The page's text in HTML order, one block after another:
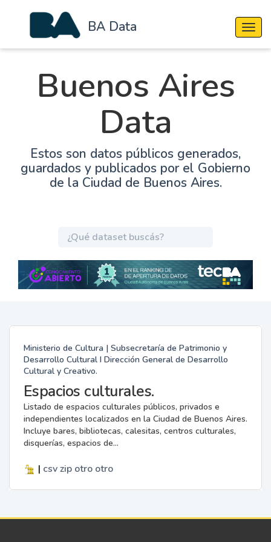
BA Data
Buenos Aires
Data
Estos son datos públicos generados,
guardados y publicados por el Gobierno
de la Ciudad de Buenos Aires.
Ministerio de Cultura | Subsecretaría de Patrimonio y
Desarrollo Cultural I Dirección General de Desarrollo
Cultural y Creativo.
Espacios culturales.
Listado de espacios culturales públicos, privados e
independientes localizados en la Ciudad de Buenos Aires.
Incluye bares, bibliotecas, calesitas, centros culturales,
disquerías, espacios de...
| csv zip otro otro